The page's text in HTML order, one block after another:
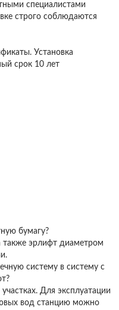
специалистами
строго соблюдаются
Установка
срок 10 лет
бумагу?
также эрлифт диаметром
систему в систему с
Для эксплуатации
вод станцию можно